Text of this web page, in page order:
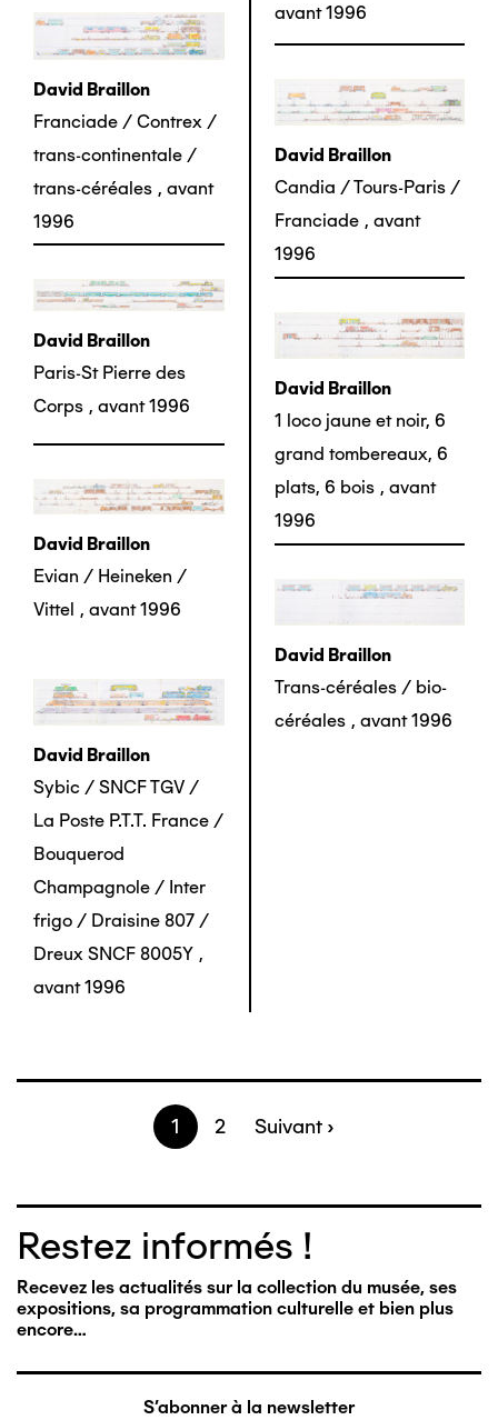
avant 1996
David Braillon
Franciade / Contrex /
trans-continentale /
trans-céréales , avant
1996
David Braillon
Candia / Tours-Paris /
Franciade , avant
1996
David Braillon
Paris-St Pierre des
Corps , avant 1996
David Braillon
1 loco jaune et noir, 6
grand tombereaux, 6
plats, 6 bois , avant
1996
David Braillon
Evian / Heineken /
Vittel , avant 1996
David Braillon
Trans-céréales / bio-
céréales , avant 1996
David Braillon
Sybic / SNCF TGV /
La Poste P.T.T. France /
Bouquerod
Champagnole / Inter
frigo / Draisine 807 /
Dreux SNCF 8005Y ,
avant 1996
Page
1 Page
2
Page
Suivant ›
Restez informés !
Recevez les actualités sur la collection du musée, ses
expositions, sa programmation culturelle et bien plus
encore…
S'abonner à la newsletter